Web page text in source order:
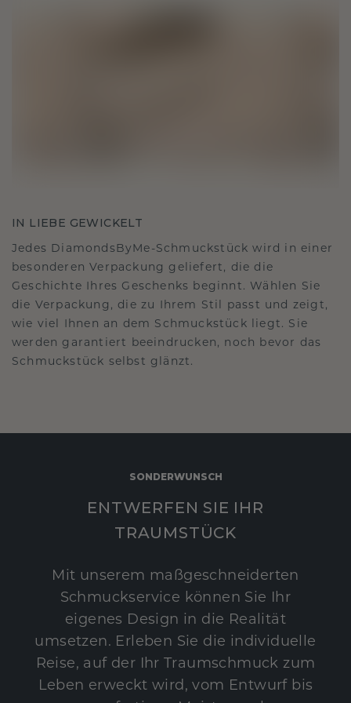
IN LIEBE GEWICKELT
Jedes DiamondsByMe-Schmuckstück wird in einer
besonderen Verpackung geliefert, die die
Geschichte Ihres Geschenks beginnt. Wählen Sie
die Verpackung, die zu Ihrem Stil passt und zeigt,
wie viel Ihnen an dem Schmuckstück liegt. Sie
werden garantiert beeindrucken, noch bevor das
Schmuckstück selbst glänzt.
SONDERWUNSCH
ENTWERFEN SIE IHR
TRAUMSTÜCK
Mit unserem maßgeschneiderten
Schmuckservice können Sie Ihr
eigenes Design in die Realität
umsetzen. Erleben Sie die individuelle
Reise, auf der Ihr Traumschmuck zum
Leben erweckt wird, vom Entwurf bis